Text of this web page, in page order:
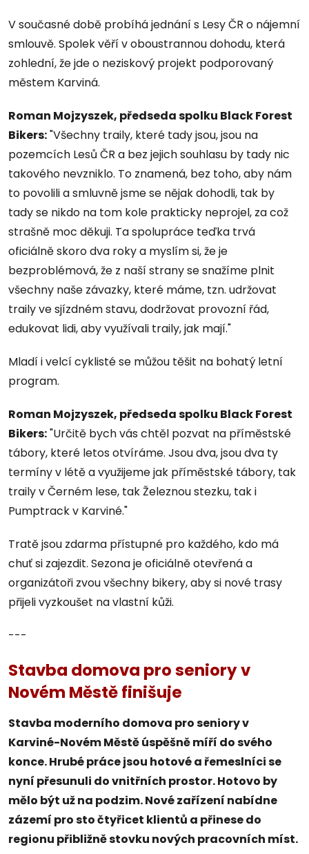
V současné době probíhá jednání s Lesy ČR o nájemní
smlouvě. Spolek věří v oboustrannou dohodu, která
zohlední, že jde o neziskový projekt podporovaný
městem Karviná.
Roman Mojzyszek, předseda spolku Black Forest
Bikers:"Všechny traily, které tady jsou, jsou na
pozemcích Lesů ČR a bez jejich souhlasu by tady nic
takového nevzniklo. To znamená, bez toho, aby nám
to povolili a smluvně jsme se nějak dohodli, tak by
tady se nikdo na tom kole prakticky neprojel, za což
strašně moc děkuji. Ta spolupráce teďka trvá
oficiálně skoro dva roky a myslím si, že je
bezproblémová, že z naší strany se snažíme plnit
všechny naše závazky, které máme, tzn. udržovat
traily ve sjízdném stavu, dodržovat provozní řád,
edukovat lidi, aby využívali traily, jak mají."
Mladí i velcí cyklisté se můžou těšit na bohatý letní
program.
Roman Mojzyszek, předseda spolku Black Forest
Bikers:"Určitě bych vás chtěl pozvat na příměstské
tábory, které letos otvíráme. Jsou dva, jsou dva ty
termíny v létě a využijeme jak příměstské tábory, tak
traily v Černém lese, tak Železnou stezku, tak i
Pumptrack v Karviné."
Tratě jsou zdarma přístupné pro každého, kdo má
chuť si zajezdit. Sezona je oficiálně otevřená a
organizátoři zvou všechny bikery, aby si nové trasy
přijeli vyzkoušet na vlastní kůži.
---
Stavba domova pro seniory v
Novém Městě finišuje
Stavba moderního domova pro seniory v
Karviné-Novém Městě úspěšně míří do svého
konce. Hrubé práce jsou hotové a řemeslníci se
nyní přesunuli do vnitřních prostor. Hotovo by
mělo být už na podzim. Nové zařízení nabídne
zázemí pro sto čtyřicet klientů a přinese do
regionu přibližně stovku nových pracovních míst.